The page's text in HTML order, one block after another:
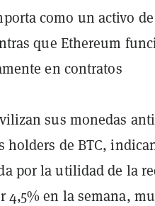
como un activo de
que Ethereum
en contratos
sus monedas
holders de BTC,
por la utilidad de la
4,5% en la semana,